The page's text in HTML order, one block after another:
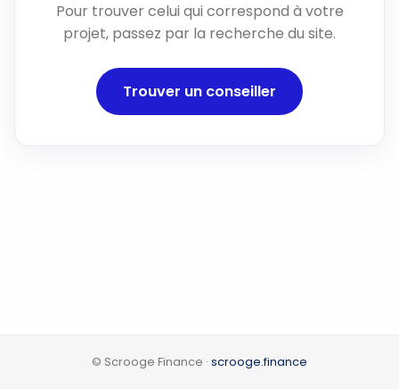
Pour trouver celui qui correspond à votre
projet, passez par la recherche du site.
Trouver un conseiller
© Scrooge Finance · scrooge.finance